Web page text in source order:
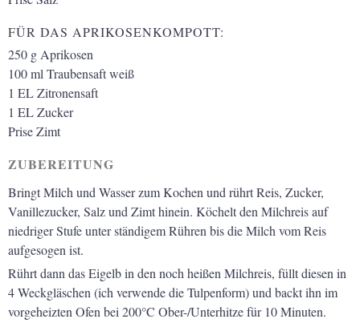
FÜR DAS APRIKOSENKOMPOTT:
250 g Aprikosen
100ml Traubensaft weiß
1 ELZitronensaft
1 ELZucker
PriseZimt
ZUBEREITUNG
Bringt Milch und Wasser zum Kochen und rührt Reis, Zucker,
Vanillezucker, Salz und Zimt hinein. Köchelt den Milchreis auf
niedrigerStufe unter ständigem Rühren bis die Milch vom Reis
aufgesogen ist.
Rührt dann das Eigelb in den noch heißen Milchreis, füllt diesen in
4 Weckgläschen (ich verwende die Tulpenform) und backt ihn im
vorgeheizten Ofen bei 200°C Ober-/Unterhitze für 10 Minuten.